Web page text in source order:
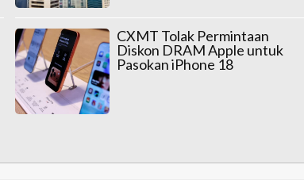
CXMT Tolak Permintaan
Diskon DRAM Apple untuk
Pasokan iPhone 18